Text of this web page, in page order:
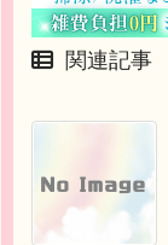
関連記事